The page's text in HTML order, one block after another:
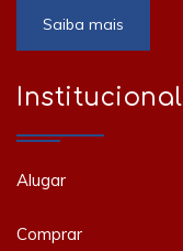
Saiba mais
Institucional
Alugar
Comprar